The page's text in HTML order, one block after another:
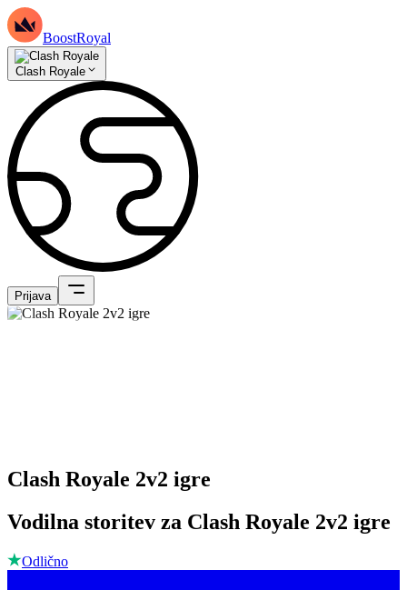
BoostRoyal
Clash Royale
Prijava
Clash Royale 2v2 igre
Vodilna storitev za Clash Royale 2v2 igre
Odlično